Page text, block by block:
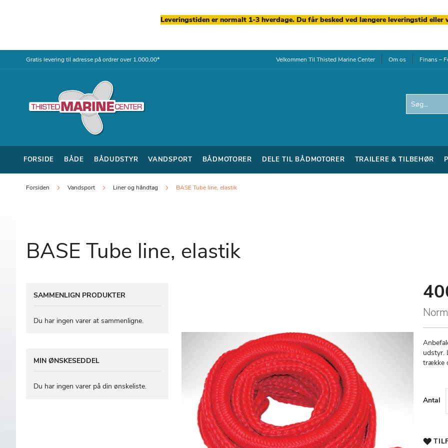
Leveringstiden er normalt 1-3 hverdage. Du får besked ved længere leveringstid eller
Gratis levering til adresse på ordrer over 1.000,00*Skip
Velkommen Til Thisted Marine Center Om os Finans –
Search
FORSIDE BÅDE BÅDUDSTYR VANDSPORT BÅDMOTORER DELE TIL BÅDMOTORER TRAILERE & TILBEHØR
Forsiden Vandsport Liner og håndtag BASE Tube line, elastik
BASE Tube line, elastik
Price
udstyr.
trække
Antal
SAMMENLIGN PRODUKTER
Du har ingen varer at sammenligne.
MIN ØNSKESEDDEL
Du har ingen varer på din ønskeliste.